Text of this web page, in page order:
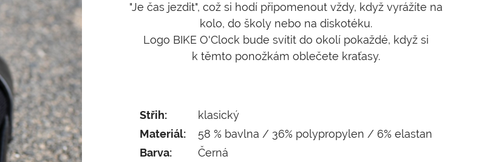
"Je čas jezdit", což si hodí připomenout vždy, když vyrážíte na
kolo, do školy nebo na diskotéku.
Logo BIKE O'Clock bude svítit do okolí pokaždé, když si
k těmto ponožkám oblečete kraťasy.
Střih:
klasický
Materiál:
58 % bavlna / 36% polypropylen / 6% elastan
Barva:
Černá